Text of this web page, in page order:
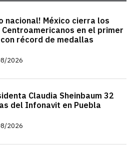
nacional! México cierra los
Centroamericanos en el primer
récord de medallas
2026
Claudia Sheinbaum 32
del Infonavit en Puebla
2026